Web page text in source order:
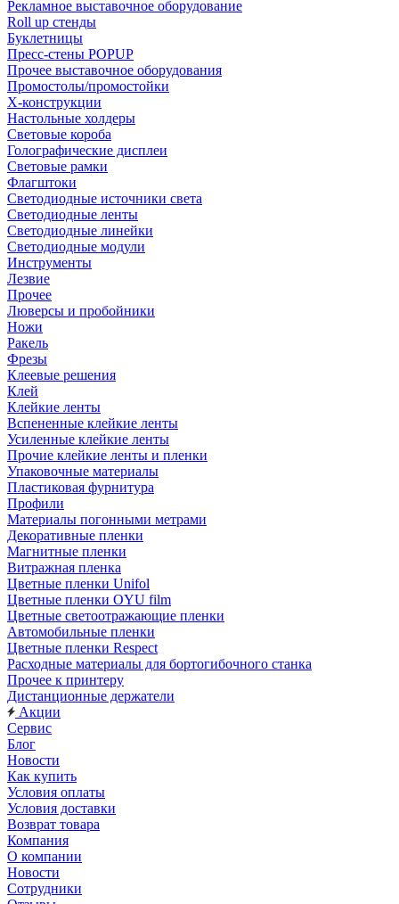
Рекламное выставочное оборудование
Roll up стенды
Буклетницы
Пресс-стены POPUP
Прочее выставочное оборудования
Промостолы/промостойки
Х-конструкции
Настольные холдеры
Световые короба
Голографические дисплеи
Световые рамки
Флагштоки
Светодиодные источники света
Светодиодные ленты
Светодиодные линейки
Светодиодные модули
Инструменты
Лезвие
Прочее
Люверсы и пробойники
Ножи
Ракель
Фрезы
Клеевые решения
Клей
Клейкие ленты
Вспененные клейкие ленты
Усиленные клейкие ленты
Прочие клейкие ленты и пленки
Упаковочные материалы
Пластиковая фурнитура
Профили
Материалы погонными метрами
Декоративные пленки
Магнитные пленки
Витражная пленка
Цветные пленки Unifol
Цветные пленки OYU film
Цветные светоотражающие пленки
Автомобильные пленки
Цветные пленки Respect
Расходные материалы для бортогибочного станка
Прочее к принтеру
Дистанционные держатели
Акции
Сервис
Блог
Новости
Как купить
Условия оплаты
Условия доставки
Возврат товара
Компания
О компании
Новости
Сотрудники